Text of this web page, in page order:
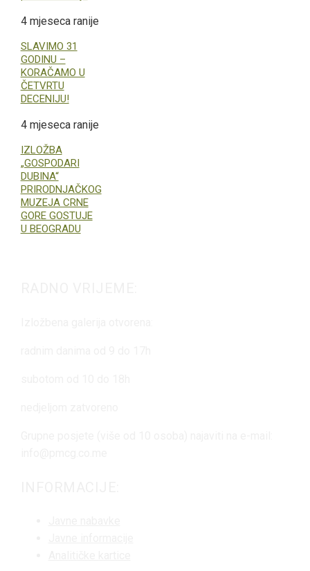
4 mjeseca ranije
SLAVIMO 31
GODINU –
KORAČAMO U
ČETVRTU
DECENIJU!
4 mjeseca ranije
IZLOŽBA
„GOSPODARI
DUBINA“
PRIRODNJAČKOG
MUZEJA CRNE
GORE GOSTUJE
U BEOGRADU